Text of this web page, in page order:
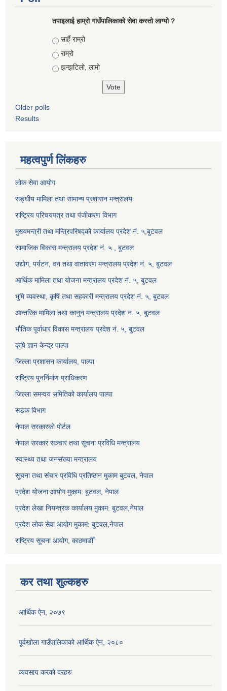
तपाइलाई हाम्रो गाउँपालिकाको सेवा कस्तो लाग्यो ?
Choices
सार्है राम्रो
राम्रो
झन्झटिलो, लामो
Older polls
Results
महत्वपुर्ण लिंकहरु
लोक सेवा आयोग
सङ्घीय मामिला तथा सामान्य प्रशासन मन्त्रालय
राष्ट्रिय परिचयपत्र तथा पंजीकरण विभाग
मुख्यमन्त्री तथा मन्त्रिपरिषद्को कार्यालय प्रदेश नं. ५,बुटवल
सामाजिक विकास मन्त्रालय प्रदेश नं. ५ , बुटवल
उद्याेग, पर्यटन, वन तथा वातावरण मन्त्रालय प्रदेश नं. ५, बुटवल
आर्थिक मामिला तथा योजना मन्त्रालय प्रदेश नं. ५, बुटवल
भुमि व्यवस्था, कृषि तथा सहकारी मन्त्रालय प्रदेश नं. ५, बुटवल
आन्तरिक मामिला तथा कानुन मन्त्रालय प्रदेश न. ५, बुटवल
भौतिक पूर्वाधार विकास मन्त्रालय प्रदेश नं. ५, बुटवल
कृषि ज्ञान केन्द्र पाल्पा
जिल्ला प्रशासन कार्यालय, पाल्पा
राष्ट्रिय पुनर्निर्माण प्राधिकरण
जिल्ला समन्वय समितिको कार्यालय पाल्पा
सडक विभाग
नेपाल सरकारको पोर्टल
नेपाल सरकार सञ्‍चार तथा सूचना प्रविधि मन्त्रालय
स्वास्थ्य तथा जनसंख्या मन्त्रालय
सूचना तथा संचार प्रविधि प्रतिष्ठान मुकाम बुटवल, नेपाल
प्रदेश योजना आयोग मुकाम: बुटवल, नेपाल
प्रदेश लेखा नियन्त्रक कार्यालय मुकाम: बुटवल,नेपाल
प्रदेश लोक सेवा आयोग मुकाम: बुटवल,नेपाल
राष्ट्रिय सूचना आयोग, काठमाडौँ
कर तथा शुल्कहरु
आर्थिक ऐन, २०७९
पूर्वखोला गाउँपालिकाको आर्थिक ऐन, २०८०
व्यवसाय करको दरहरु